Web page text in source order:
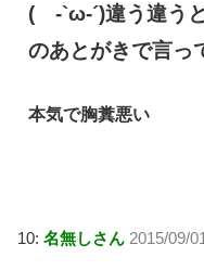
( -`ω-´)違う違う
のあとがきで言っ
本気で胸糞悪い
10: 名無しさん 2015/09/